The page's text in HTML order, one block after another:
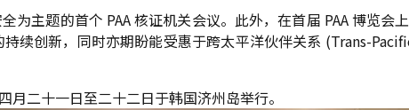
主题的首个 PAA 核证机关会议。此外，在首届 PAA 博览会
续创新，同时亦期盼能受惠于跨太平洋伙伴关系 (Trans-
二十一日至二十二日于韩国济州岛举行。